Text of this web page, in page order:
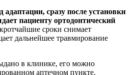
сразу после установки
пациенту ортодонтический
сроки снимает
дальнейшее травмирование
в клинике, его можно
аптечном пункте.